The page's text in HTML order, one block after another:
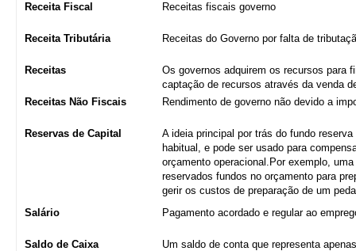
Receita Fiscal Receitas fiscais governo
Receita Tributária Receitas do Governo por falta de
Receitas
Os governos adquirem os recursos para
captação de recursos através da venda
Receitas Não Fiscais
Rendimento de governo não devido a
Reservas de Capital
A ideia principal por trás do fundo
habitual, e pode ser usado para
orçamento operacional.Por exemplo,
reservados fundos no orçamento para
gerir os custos de preparação de um
Salário
Pagamento acordado e regular ao
Saldo de Caixa Um saldo de conta que representa